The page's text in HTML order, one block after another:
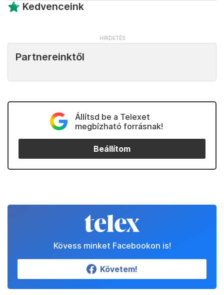
Kedvenceink
Partnereinktől
Állítsd be a Telexet
megbízható forrásnak!
Beállítom
Kövess minket Facebookon is!
Követem!